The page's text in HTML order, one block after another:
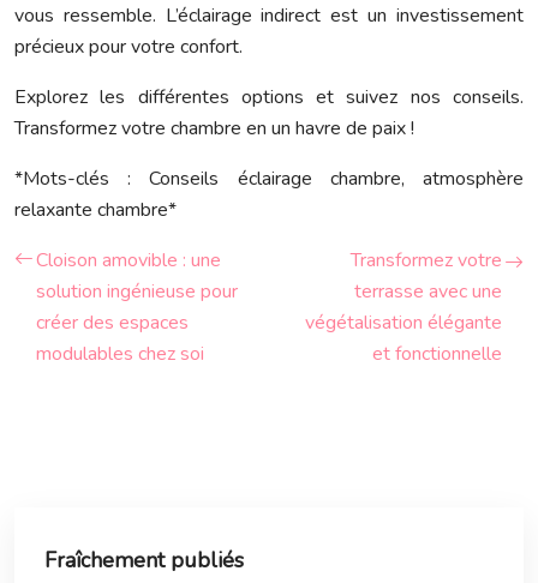
vous ressemble. L’éclairage indirect est un investissement
précieux pour votre confort.
Explorez les différentes options et suivez nos conseils.
Transformez votre chambre en un havre de paix !
*Mots-clés : Conseils éclairage chambre, atmosphère
relaxante chambre*
Cloison amovible : une
solution ingénieuse pour
créer des espaces
modulables chez soi
Transformez votre
terrasse avec une
végétalisation élégante
et fonctionnelle
Fraîchement publiés